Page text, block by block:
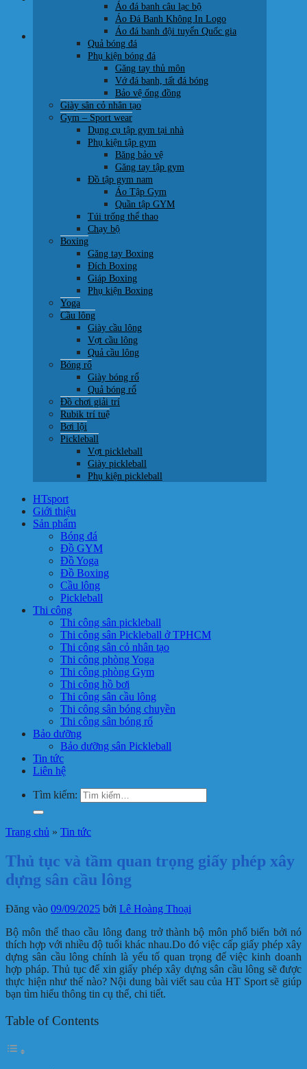
0707 22 77 93
Chưa có sản phẩm trong giỏ hàng.
Quay trở lại cửa hàng
Áo đá banh câu lạc bộ
Áo Đá Banh Không In Logo
Áo đá banh đội tuyển Quốc gia
Quả bóng đá
Phụ kiện bóng đá
Găng tay thủ môn
Vớ đá banh, tất đá bóng
Bảo vệ ống đồng
Giày sân cỏ nhân tạo
Gym – Sport wear
Dụng cụ tập gym tại nhà
Phụ kiện tập gym
Băng bảo vệ
Găng tay tập gym
Đồ tập gym nam
Áo Tập Gym
Quần tập GYM
Túi trống thể thao
Chạy bộ
Boxing
Găng tay Boxing
Đích Boxing
Giáp Boxing
Phụ kiện Boxing
Yoga
Cầu lông
Giày cầu lông
Vợt cầu lông
Quả cầu lông
Bóng rổ
Giày bóng rổ
Quả bóng rổ
Đồ chơi giải trí
Rubik trí tuệ
Bơi lội
Pickleball
Vợt pickleball
Giày pickleball
Phụ kiện pickleball
HTsport
Giới thiệu
Sản phẩm
Bóng đá
Đồ GYM
Đồ Yoga
Đồ Boxing
Cầu lông
Pickleball
Thi công
Thi công sân pickleball
Thi công sân Pickleball ở TPHCM
Thi công sân cỏ nhân tạo
Thi công phòng Yoga
Thi công phòng Gym
Thi công hồ bơi
Thi công sân cầu lông
Thi công sân bóng chuyền
Thi công sân bóng rổ
Bảo dưỡng
Bảo dưỡng sân Pickleball
Tin tức
Liên hệ
Tìm kiếm:
Trang chủ » Tin tức
Thủ tục và tầm quan trọng giấy phép xây
dựng sân cầu lông
Đăng vào 09/09/2025 bởi Lê Hoàng Thoại
Bộ môn thể thao cầu lông đang trở thành bộ môn phổ biến bởi nó
thích hợp với nhiều độ tuổi khác nhau.Do đó việc cấp giấy phép xây
dựng sân cầu lông chính là yếu tố quan trọng để việc kinh doanh
hợp pháp. Thủ tục để xin giấy phép xây dựng sân cầu lông sẽ được
thực hiện như thế nào? Nội dung bài viết sau của HT Sport sẽ giúp
bạn tìm hiểu thông tin cụ thể, chi tiết.
Table of Contents